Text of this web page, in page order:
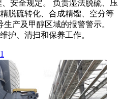
安全规定。 负责湿法脱硫、压
脱硫转化、合成精馏、空分等
产及甲醇区域的报警警示。
护、清扫和保养工作。